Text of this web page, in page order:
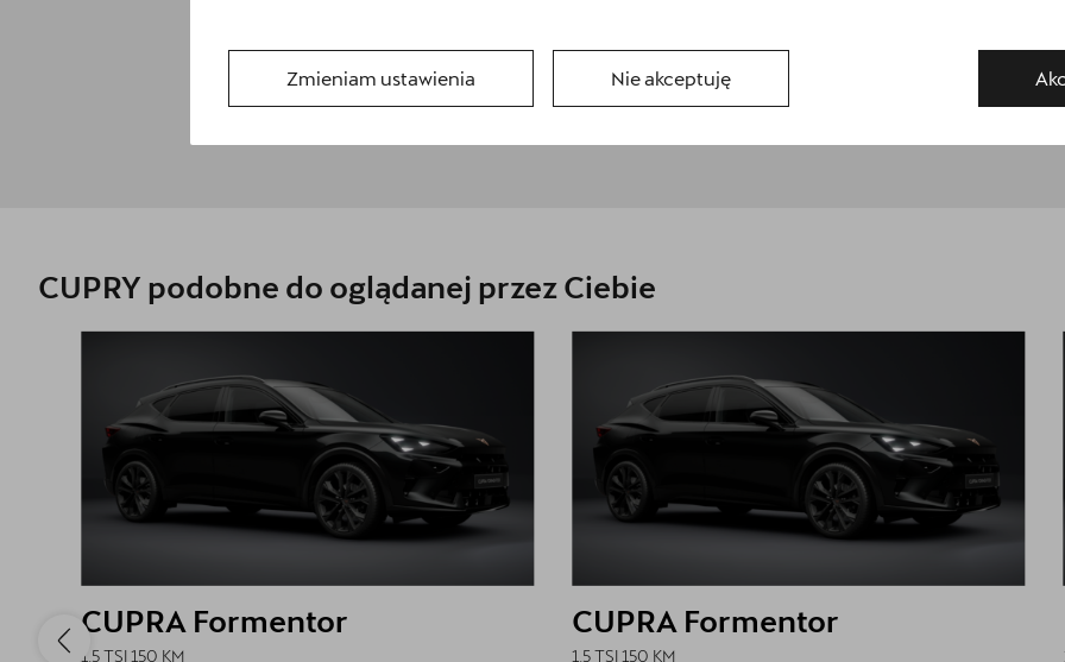
CUPRY podobne do oglądanej przez Ciebie
CUPRA Formentor
1.5 TSI 150 KM
CUPRA Formentor
1.5 TSI 150 KM
Zmieniam ustawienia Nie akceptuję